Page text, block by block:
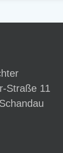
Straße 11